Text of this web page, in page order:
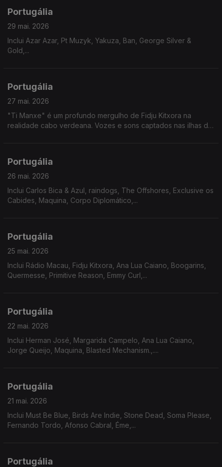
Portugália
29 mai. 2026
Inclui Azar Azar, Pt Muzyk, Yakuza, Ban, George Silver &
Gold,...
Portugália
27 mai. 2026
"Ti Manxe" é um profundo mergulho de Fidju Kitxora na
realidade cabo verdeana. Vozes e sons captados nas ilhas de
Portugália
26 mai. 2026
Inclui Carlos Bica & Azul, raindogs, The Offshores, Exclusive os
Cabides, Maquina, Corpo Diplomático,...
Portugália
25 mai. 2026
Inclui Rádio Macau, Fidju Kitxora, Ana Lua Caiano, Boogarins,
Quermesse, Primitive Reason, Emmy Curl,...
Portugália
22 mai. 2026
Inclui Herman José, Margarida Campelo, Ana Lua Caiano,
Jorge Queijo, Maquina, Blasted Mechanism.,....
Portugália
21 mai. 2026
Inclui Must Be Blue, Birds Are Indie, Stone Dead, Soma Please,
Fernando Tordo, Afonso Cabral, Éme,...
Portugália